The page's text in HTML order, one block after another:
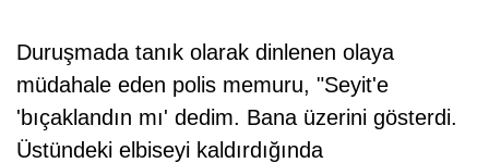
Duruşmada tanık olarak dinlenen olaya
müdahale eden polis memuru, "Seyit'e
'bıçaklandın mı' dedim. Bana üzerini gösterdi.
Üstündeki elbiseyi kaldırdığında